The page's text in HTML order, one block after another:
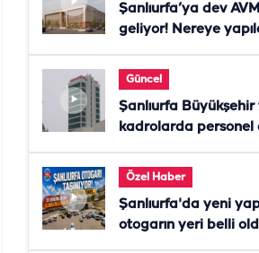
Şanlıurfa’ya dev AVM
geliyor! Nereye
Güncel
Şanlıurfa Büyükşehir
kadrolarda personel
Özel Haber
Şanlıurfa'da yeni
otogarın yeri belli